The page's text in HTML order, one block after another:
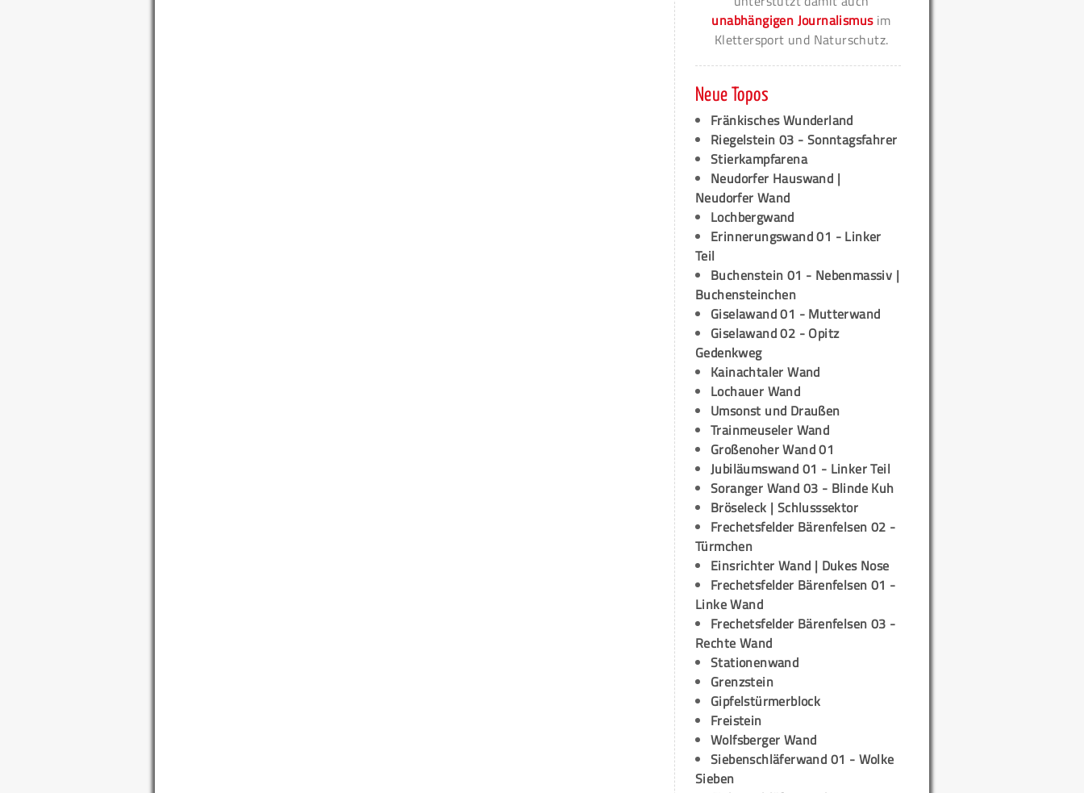
unabhängigen Journalismusim
Klettersport und Naturschutz.
Neue Topos
Fränkisches Wunderland
Riegelstein 03 - Sonntagsfahrer
Stierkampfarena
Neudorfer Hauswand |
Neudorfer Wand
Lochbergwand
Erinnerungswand 01 - Linker
Teil
Buchenstein 01 - Nebenmassiv |
Buchensteinchen
Giselawand 01 - Mutterwand
Giselawand 02 - Opitz
Gedenkweg
Kainachtaler Wand
Lochauer Wand
Umsonst und Draußen
Trainmeuseler Wand
Großenoher Wand 01
Jubiläumswand 01 - Linker Teil
Soranger Wand 03 - Blinde Kuh
Bröseleck | Schlusssektor
Frechetsfelder Bärenfelsen 02 -
Türmchen
Einsrichter Wand | Dukes Nose
Frechetsfelder Bärenfelsen 01 -
Linke Wand
Frechetsfelder Bärenfelsen 03 -
Rechte Wand
Stationenwand
Grenzstein
Gipfelstürmerblock
Freistein
Wolfsberger Wand
Siebenschläferwand 01 - Wolke
Sieben